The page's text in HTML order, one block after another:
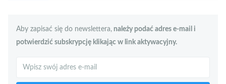
Aby zapisać się do newslettera, należy podać adres e-mail i
potwierdzić subskrypcję klikając w link aktywacyjny.